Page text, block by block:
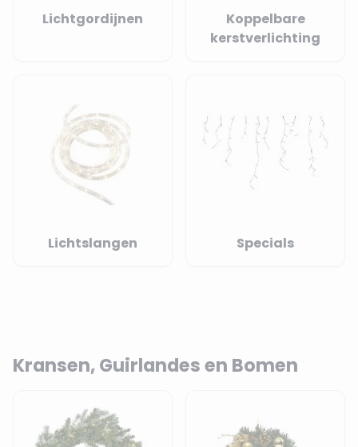
Lichtgordijnen
Koppelbare
kerstverlichting
Lichtslangen Specials
Kransen, Guirlandes en Bomen